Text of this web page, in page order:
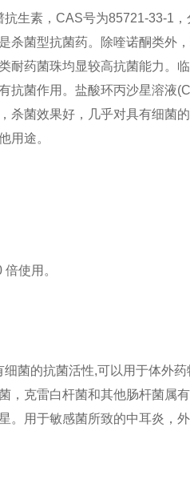
生素，CAS号为85721-33-1
杀菌型抗菌药。除喹诺酮类外
耐药菌珠均显较高抗菌能力。
抗菌作用。盐酸环丙沙星溶液
杀菌效果好，几乎对具有细菌
用途。
使用。
菌的抗菌活性,可以用于体外
，克雷白杆菌和其他肠杆菌属
。用于敏感菌所致的中耳炎，